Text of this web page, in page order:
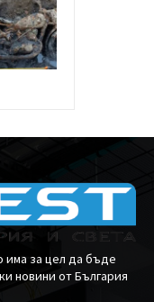
има за цел да бъде
новини от България